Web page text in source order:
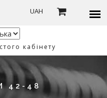
UAH
кабінету
42-48